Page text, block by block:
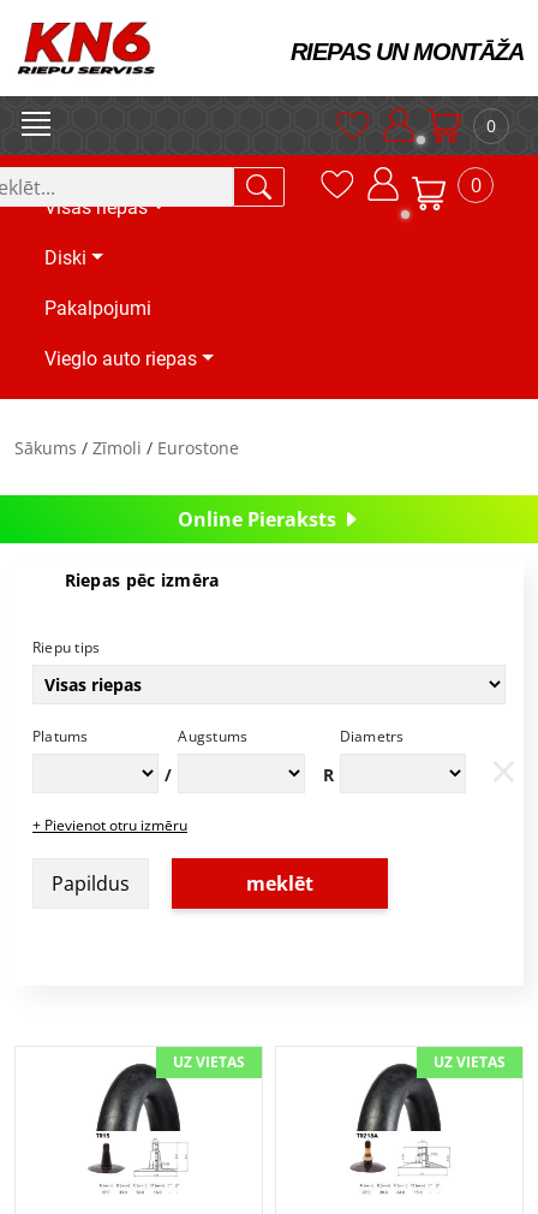
RIEPAS UN MONTĀŽA
0
Visas riepas
Diski
Pakalpojumi
Vieglo auto riepas
0
Sākums / Zīmoli / Eurostone
Online Pieraksts
Riepas pēc izmēra
Riepu tips
Platums
/
Augstums
R
Diametrs
+ Pievienot otru izmēru
Papildus meklēt
UZ VIETAS UZ VIETAS